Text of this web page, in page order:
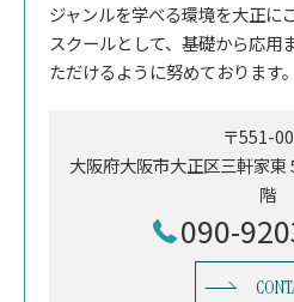
ジャンルを学べる環境を大正に
スクールとして、基礎から応用
ただけるように努めております。
〒551-
大阪府大阪市大正区三軒家東
階
090-